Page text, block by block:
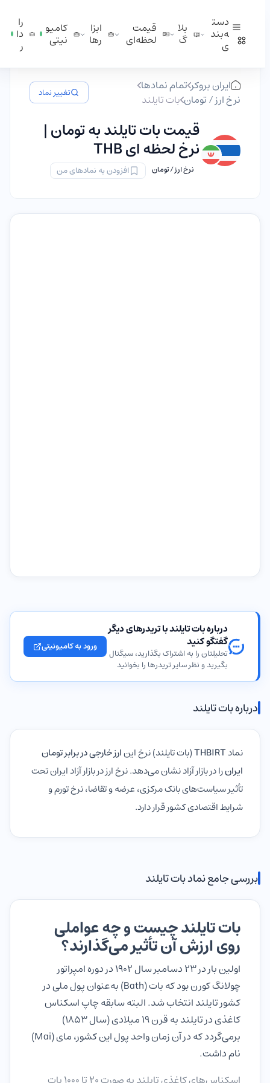
دست
ه‌بند
ی
بلا
گ
قیمت
لحظه‌ای
ابزا
ر‌ها
کامیو
نیتی
را
دا
ر
ایران بروکر تمام نمادها
نرخ ارز / تومان بات تایلند تغییر نماد
قیمت بات تایلند به تومان |
نرخ لحظه ای THB
نرخ ارز / تومان افزودن به نمادهای من
درباره بات تایلند با تریدرهای دیگر
گفتگو کنید
تحلیلتان را به اشتراک بگذارید، سیگنال
بگیرید و نظر سایر تریدرها را بخوانید
ورود به کامیونیتی
درباره بات تایلند
نمادTHBIRT(بات تایلند) نرخ اینارز خارجی در برابر تومان
ایرانرا در بازار آزاد نشان می‌دهد. نرخ ارز در بازار آزاد ایران تحت
تأثیر سیاست‌های بانک مرکزی، عرضه و تقاضا، نرخ تورم و
شرایط اقتصادی کشور قرار دارد.
بررسی جامع نماد بات تایلند
بات تایلند چیست و چه عواملی
روی ارزش آن تأثیر می‌گذارند؟
اولین بار در 23 دسامبر سال 1902 در دوره امپراتور
چولانگ کورن بود که بات (Bath) به‌عنوان پول ملی در
کشور تایلند انتخاب شد. البته سابقه چاپ اسکناس
کاغذی در تایلند به قرن 19 میلادی (سال 1853)
برمی‌گردد که در آن زمان واحد پول این کشور، مای (Mai)
نام داشت.